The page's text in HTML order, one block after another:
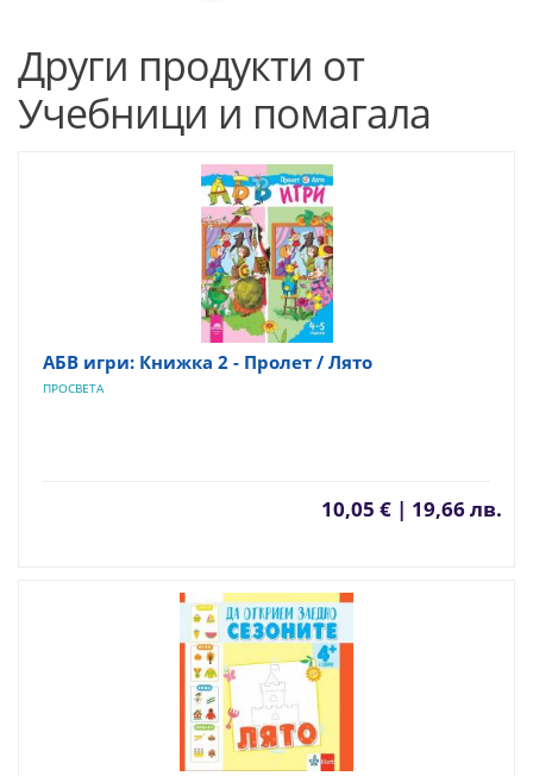
Други продукти от
Учебници и помагала
АБВ игри: Книжка 2 - Пролет / Лято
ПРОСВЕТА
10,05 € | 19,66 лв.